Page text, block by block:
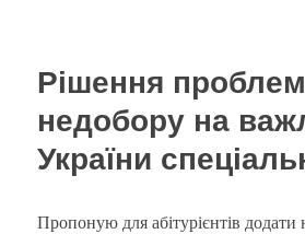
Рішення
недобору на
України
Пропоную для абітурієнтів додати